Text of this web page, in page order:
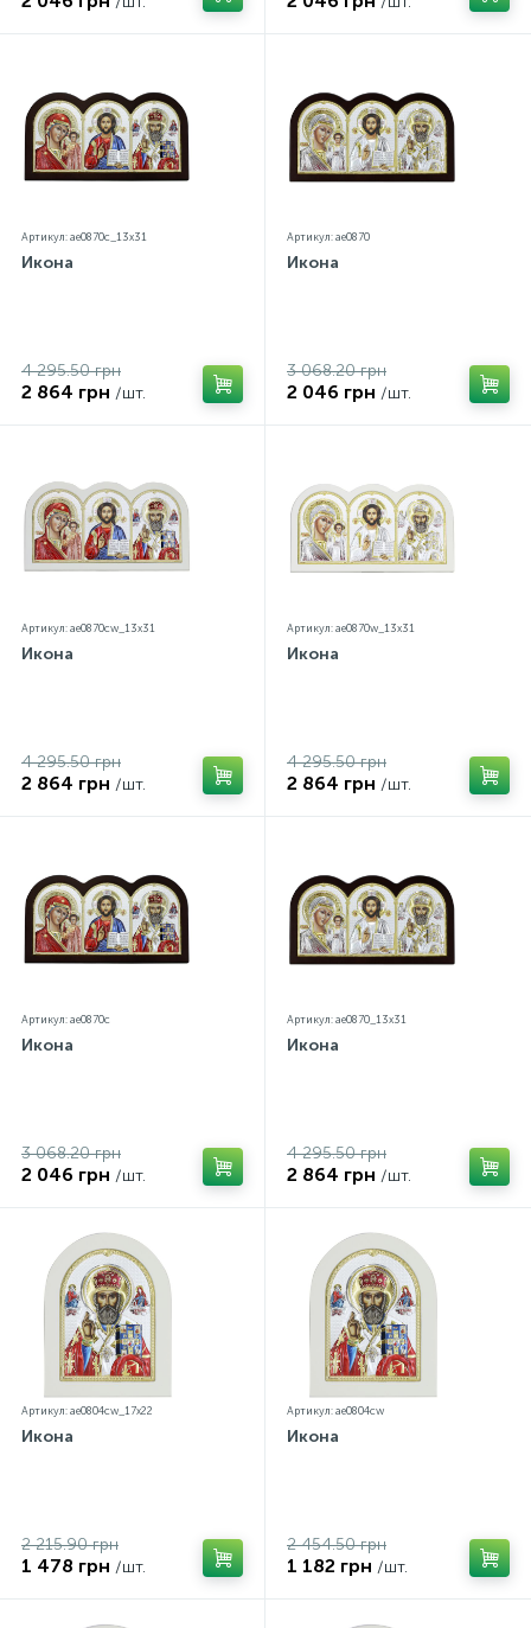
Артикул: ae0870c_13х31
Икона
4 295.50 грн
2 864 грн /шт.
Артикул: ae0870
Икона
3 068.20 грн
2 046 грн /шт.
Артикул: ae0870cw_13х31
Икона
4 295.50 грн
2 864 грн /шт.
Артикул: ae0870w_13х31
Икона
4 295.50 грн
2 864 грн /шт.
Артикул: ae0870c
Икона
3 068.20 грн
2 046 грн /шт.
Артикул: ae0870_13х31
Икона
4 295.50 грн
2 864 грн /шт.
Артикул: ae0804cw_17х22
Икона
2 215.90 грн
1 478 грн /шт.
Артикул: ae0804cw
Икона
2 454.50 грн
1 182 грн /шт.